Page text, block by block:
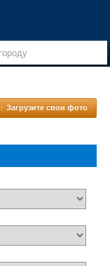
↑ Загрузите свои фото